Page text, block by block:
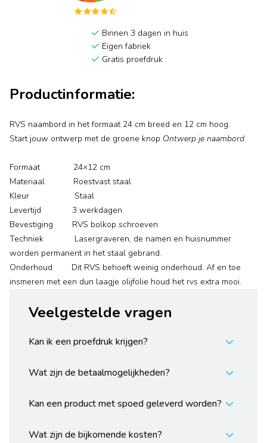
Binnen 3 dagen in huis
Eigen fabriek
Gratis proefdruk
Productinformatie:
RVS naambord in het formaat 24 cm breed en 12 cm hoog.
Start jouw ontwerp met de groene knop Ontwerp je naambord.
Formaat 24×12 cm
Materiaal Roestvast staal
Kleur Staal
Levertijd 3 werkdagen
Bevestiging RVS bolkop schroeven
Techniek Lasergraveren, de namen en huisnummer
worden permanent in het staal gebrand.
Onderhoud Dit RVS behoeft weinig onderhoud. Af en toe
insmeren met een dun laagje olijfolie houd het rvs extra mooi.
Veelgestelde vragen
Kan ik een proefdruk krijgen?
Wat zijn de betaalmogelijkheden?
Kan een product met spoed geleverd worden?
Wat zijn de bijkomende kosten?